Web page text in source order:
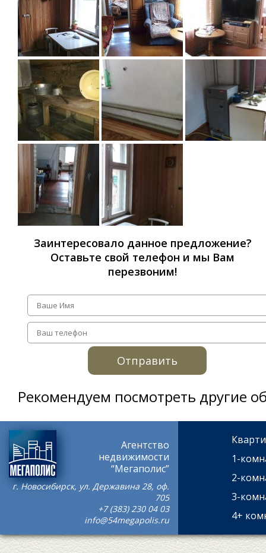
Заинтересовало данное предложение?
Оставьте свой телефон и мы Вам
перезвоним!
Отправить
Рекомендуем посмотреть другие
Агентство
недвижимости
“Мегаполис”
г. Новосибирск, ул. Державина 28, оф.
705
+7 (383) 230 04 03
info@54megapolis.ru
1-
2-
3-
4+